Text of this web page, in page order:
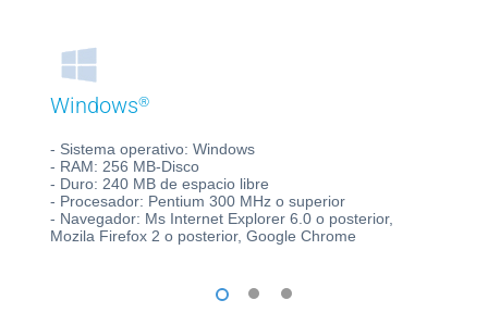
Windows®
- Sistema operativo: Windows
- RAM: 256 MB-Disco
- Duro: 240 MB de espacio libre
- Procesador: Pentium 300 MHz o superior
- Navegador: Ms Internet Explorer 6.0 o posterior,
Mozila Firefox 2 o posterior, Google Chrome
1